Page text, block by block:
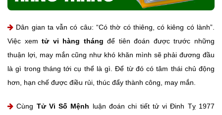
Dân gian ta vẫn có câu: “Có thờ có thiêng, có kiêng có lành”.
Việc xemtử vi hàng tháng để tiên đoán được trước những
thuận lợi, may mắn cũng như khó khăn mình sẽ phải đương đầu
là gì trong tháng tới cụ thể là gì. Để từ đó có tâm thái chủ động
hơn, hạn chế được điều rủi, thúc đẩy thành công, may mắn.
Cùng Tử Vi Số Mệnh luận đoán chi tiết tử vi Đinh Tỵ 1977